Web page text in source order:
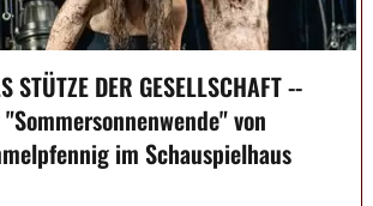
STÜTZE DER GESELLSCHAFT --
von
im Schauspielhaus